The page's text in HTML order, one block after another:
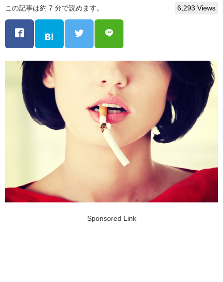
この記事は約 7 分で読めます。 6,293 Views
Sponsored Link